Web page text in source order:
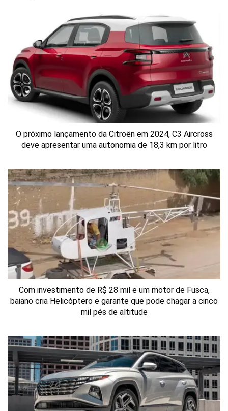
O próximo lançamento da Citroën em 2024, C3 Aircross
deve apresentar uma autonomia de 18,3 km por litro
Com investimento de R$ 28 mil e um motor de Fusca,
baiano cria Helicóptero e garante que pode chagar a cinco
mil pés de altitude